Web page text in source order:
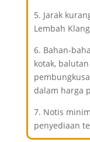
5. Jarak
Lembah
6. Bahan-
kotak,
dalam harga
7. Notis
penyediaan